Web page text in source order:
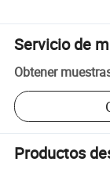
Servicio de
Obtener
Productos